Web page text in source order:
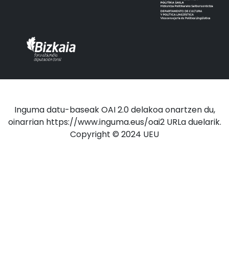
Inguma datu-baseak OAI 2.0 delakoa onartzen du,
oinarrian https://www.inguma.eus/oai2 URLa duelarik.
Copyright © 2024 UEU